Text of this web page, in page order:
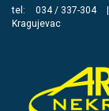
tel: 034 / 337-304
Kragujevac